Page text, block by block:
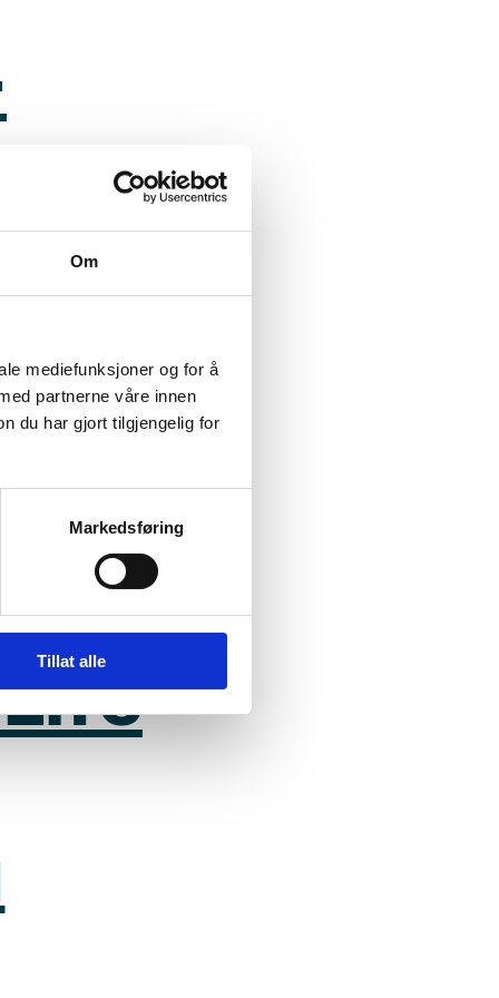
Om
mediefunksjoner og for å
partnerne våre innen
du har gjort tilgjengelig for
Markedsføring
Tillat alle